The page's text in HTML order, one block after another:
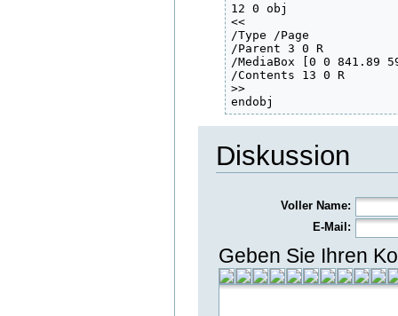
12 0 obj
<<
/Type /Page
/Parent 3 0 R
/MediaBox [0 0 841.89
/Contents 13 0 R
>>
endobj
Diskussion
Voller Name:
E-Mail:
Geben Sie Ihren